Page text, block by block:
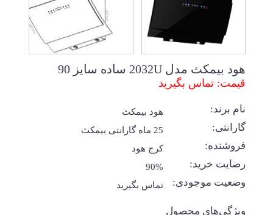
هود بیمکث مدل 2032U ساده سایز 90
قیمت: تماس بگیرید
نام برند: هود بیمکث
گارانتی: 25 ماه گارانتی بیمکث
فروشنده: کرج هود
رضایت خرید: 90%
وضعیت موجودی: تماس بگیرید
ویژگی‌های محصول